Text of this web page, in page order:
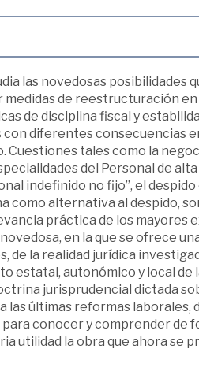
las novedosas posibilidades
de reestructuración
de disciplina fiscal y
diferentes consecuencias
Cuestiones tales como la
del Personal de
indefinido no fijo”, el
como alternativa al despido,
práctica de los mayores
en la que se ofrece
de la realidad jurídica
estatal, autonómico y local de
jurisprudencial dictada
últimas reformas laborales,
conocer y comprender de
utilidad la obra que ahora se